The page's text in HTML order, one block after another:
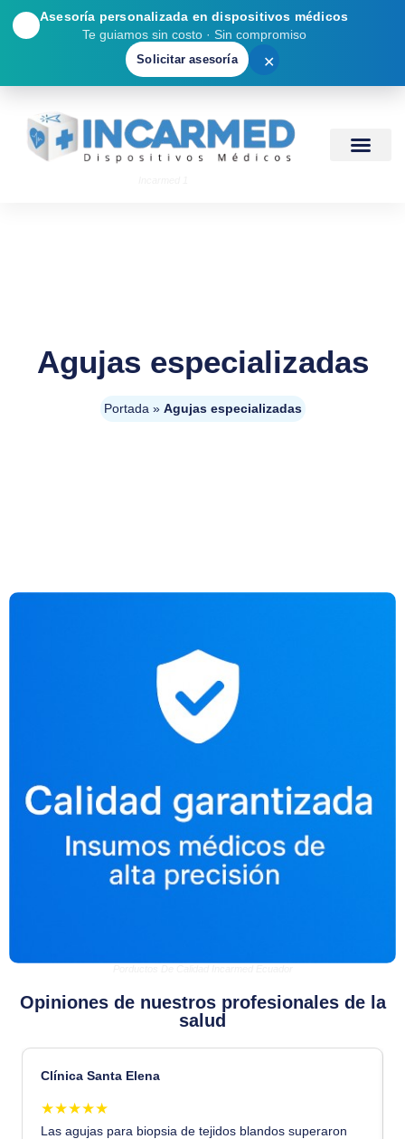
Asesoría personalizada en dispositivos médicos
Te guiamos sin costo · Sin compromiso
Solicitar asesoría ✕
Agujas especializadas
Portada» Agujas especializadas
Opiniones de nuestros profesionales de la
salud
Clínica Santa Elena
★★★★★
Las agujas para biopsia de tejidos blandos superaron